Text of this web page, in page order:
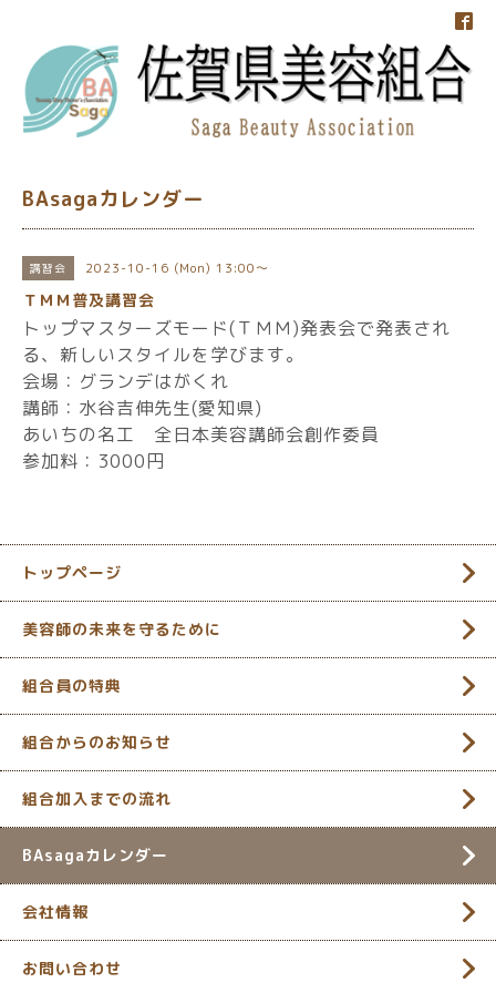
BAsagaカレンダー
講習会 2023-10-16 (Mon) 13:00～
ＴＭＭ普及講習会
トップマスターズモード(ＴＭＭ)発表会で発表され
る、新しいスタイルを学びます。
会場：グランデはがくれ
講師：水谷吉伸先生(愛知県)
あいちの名工 全日本美容講師会創作委員
参加料：3000円
トップページ
美容師の未来を守るために
組合員の特典
組合からのお知らせ
組合加入までの流れ
BAsagaカレンダー
会社情報
お問い合わせ